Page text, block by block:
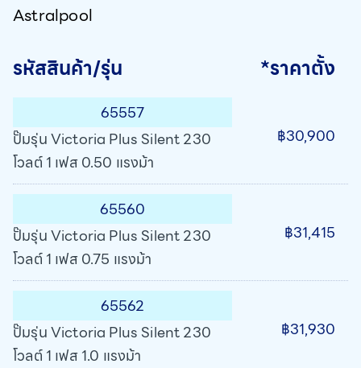
Astralpool
รหัสสินค้า/รุ่น *ราคาตั้ง
65557
ปั๊มรุ่น Victoria Plus Silent 230
โวลต์ 1 เฟส 0.50 แรงม้า
฿30,900
65560
ปั๊มรุ่น Victoria Plus Silent 230
โวลต์ 1 เฟส 0.75 แรงม้า
฿31,415
65562
ปั๊มรุ่น Victoria Plus Silent 230
โวลต์ 1 เฟส 1.0 แรงม้า
฿31,930